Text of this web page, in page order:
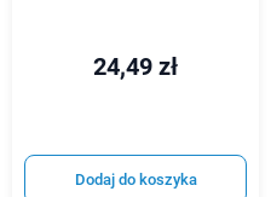
24,49 zł
Dodaj do koszyka